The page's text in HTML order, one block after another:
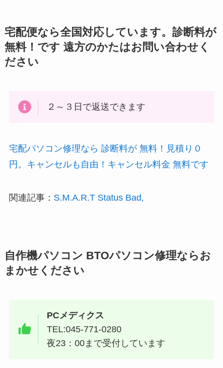
宅配便なら全国対応しています。診断料が
無料！です 遠方のかたはお問い合わせく
ださい
２～３日で返送できます
宅配パソコン修理なら 診断料が 無料！見積り０
円。キャンセルも自由！キャンセル料金 無料です
関連記事： S.M.A.R.T Status Bad,
自作機パソコン BTOパソコン修理ならお
まかせください
PCメディクス
TEL:045-771-0280
夜23：00まで受付しています